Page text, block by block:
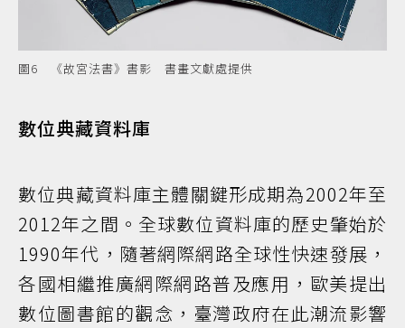
圖6 《故宮法書》書影 書畫文獻處提供
數位典藏資料庫
數位典藏資料庫主體關鍵形成期為2002年至
2012年之間。全球數位資料庫的歷史肇始於
1990年代，隨著網際網路全球性快速發展，
各國相繼推廣網際網路普及應用，歐美提出
數位圖書館的觀念，臺灣政府在此潮流影響